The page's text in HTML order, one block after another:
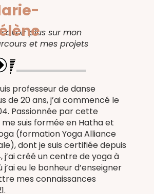
savoir plus sur mon
et mes projets
professeur de danse
de 20 ans, j’ai commencé le
Passionnée par cette
me suis formée en Hatha et
(formation Yoga Alliance
dont je suis certifiée depuis
j’ai créé un centre de yoga à
j’ai eu le bonheur d’enseigner
mes connaissances